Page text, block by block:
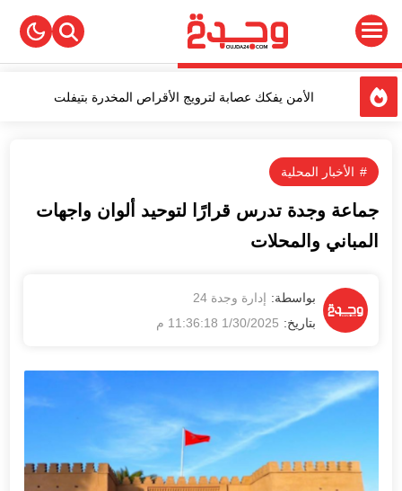
الأمن يفكك عصابة لترويج الأقراص المخدرة بتيفلت
الأمطار تُحيي آمال الفلاحين وتنعش الزراعات بحوض اللوكوس
تقرير عالمي يحذر: أفريقيا في مرمى الهجمات الإلكترونية مع تصاعد
خبير سامسونغ يكشف أسرارًا لتعزيز أداء هاتفك والحفاظ عليه لفترة
الأخبار المحلية
جماعة وجدة تدرس قرارًا لتوحيد ألوان واجهات
المباني والمحلات
1/30/2025 11:36:18 م